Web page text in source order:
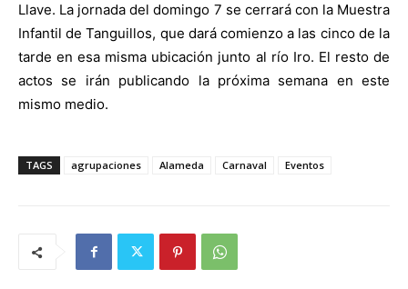
Llave. La jornada del domingo 7 se cerrará con la Muestra
Infantil de Tanguillos, que dará comienzo a las cinco de la
tarde en esa misma ubicación junto al río Iro. El resto de
actos se irán publicando la próxima semana en este
mismo medio.
TAGS agrupaciones Alameda Carnaval Eventos